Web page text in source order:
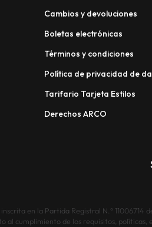
Cambios y devoluciones
Boletas electrónicas
Términos y condiciones
Política de privacidad de
Tarifario Tarjeta Estilos
Derechos ARCO
inscrita en la Partida Registral N.°
al cumplimiento de los requisitos,